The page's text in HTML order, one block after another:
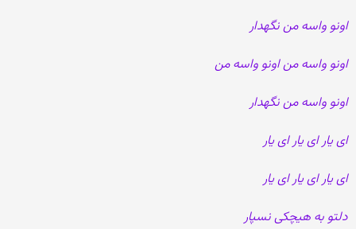
اونو واسه من نگهدار
اونو واسه من اونو واسه من
اونو واسه من نگهدار
ای یار ای یار ای یار
ای یار ای یار ای یار
دلتو به هیچکی نسپار